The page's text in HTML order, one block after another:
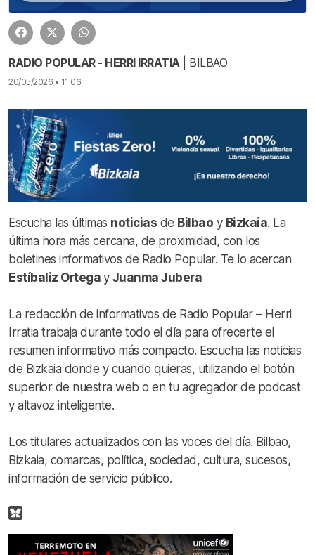
RADIO POPULAR - HERRI IRRATIA| BILBAO
20/05/2026 • 11:06
Escucha las últimas noticias de Bilbao y Bizkaia. La
última hora más cercana, de proximidad, con los
boletines informativos de Radio Popular. Te lo acercan
Estíbaliz Ortega y Juanma Jubera
La redacción de informativos de Radio Popular – Herri
Irratia trabaja durante todo el día para ofrecerte el
resumen informativo más compacto. Escucha las noticias
de Bizkaia donde y cuando quieras, utilizando el botón
superior de nuestra web o en tu agregador de podcast
y altavoz inteligente.
Los titulares actualizados con las voces del día. Bilbao,
Bizkaia, comarcas, política, sociedad, cultura, sucesos,
información de servicio público.